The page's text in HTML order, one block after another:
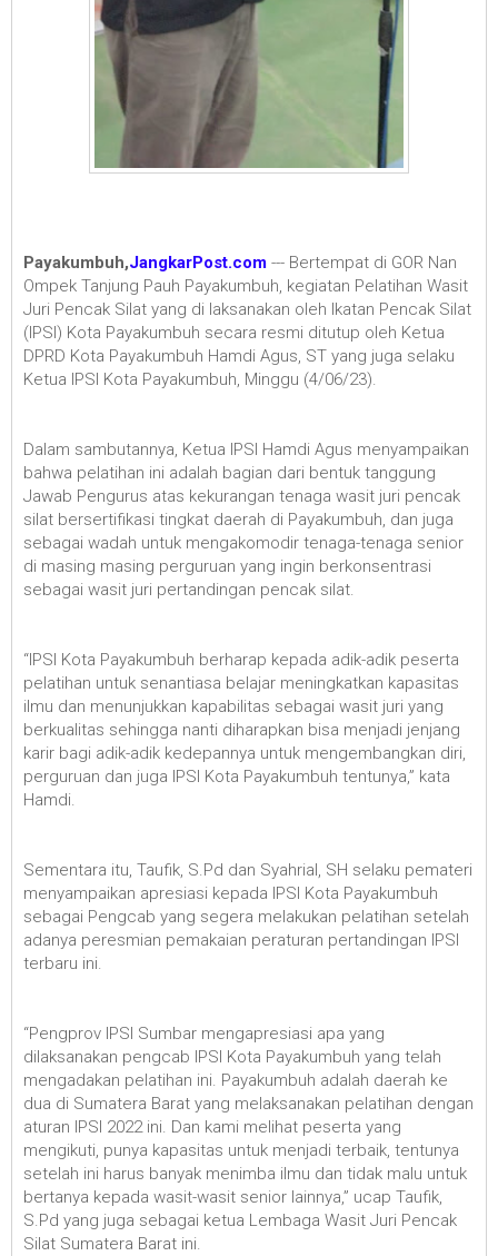
Payakumbuh,JangkarPost.com --- Bertempat di GOR Nan
Ompek Tanjung Pauh Payakumbuh, kegiatan Pelatihan Wasit
Juri Pencak Silat yang di laksanakan oleh Ikatan Pencak Silat
(IPSI) Kota Payakumbuh secara resmi ditutup oleh Ketua
DPRD Kota Payakumbuh Hamdi Agus, ST yang juga selaku
Ketua IPSI Kota Payakumbuh, Minggu (4/06/23).
Dalam sambutannya, Ketua IPSI Hamdi Agus menyampaikan
bahwa pelatihan ini adalah bagian dari bentuk tanggung
Jawab Pengurus atas kekurangan tenaga wasit juri pencak
silat bersertifikasi tingkat daerah di Payakumbuh, dan juga
sebagai wadah untuk mengakomodir tenaga-tenaga senior
di masing masing perguruan yang ingin berkonsentrasi
sebagai wasit juri pertandingan pencak silat.
“IPSI Kota Payakumbuh berharap kepada adik-adik peserta
pelatihan untuk senantiasa belajar meningkatkan kapasitas
ilmu dan menunjukkan kapabilitas sebagai wasit juri yang
berkualitas sehingga nanti diharapkan bisa menjadi jenjang
karir bagi adik-adik kedepannya untuk mengembangkan diri,
perguruan dan juga IPSI Kota Payakumbuh tentunya,” kata
Hamdi.
Sementara itu, Taufik, S.Pd dan Syahrial, SH selaku pemateri
menyampaikan apresiasi kepada IPSI Kota Payakumbuh
sebagai Pengcab yang segera melakukan pelatihan setelah
adanya peresmian pemakaian peraturan pertandingan IPSI
terbaru ini.
“Pengprov IPSI Sumbar mengapresiasi apa yang
dilaksanakan pengcab IPSI Kota Payakumbuh yang telah
mengadakan pelatihan ini. Payakumbuh adalah daerah ke
dua di Sumatera Barat yang melaksanakan pelatihan dengan
aturan IPSI 2022 ini. Dan kami melihat peserta yang
mengikuti, punya kapasitas untuk menjadi terbaik, tentunya
setelah ini harus banyak menimba ilmu dan tidak malu untuk
bertanya kepada wasit-wasit senior lainnya,” ucap Taufik,
S.Pd yang juga sebagai ketua Lembaga Wasit Juri Pencak
Silat Sumatera Barat ini.